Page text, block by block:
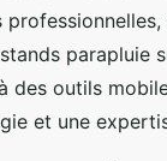
parapluie
des outils
et une